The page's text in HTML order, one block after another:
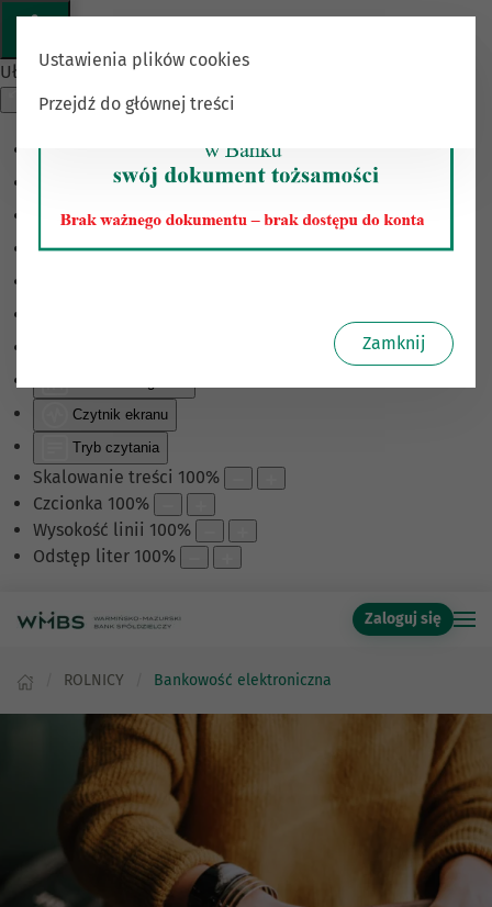
Ułatwienia dostępu
Monochromatyczny
Ciemny kontrast
Jasny kontrast
Czytnik ekranu
Tryb czytania
Skalowanie treści 100%
Czcionka 100%
Wysokość linii 100%
Odstęp liter 100%
Ustawienia plików cookies
Przejdź do głównej treści
Zaloguj się
ROLNICY Bankowość elektroniczna
Zamknij